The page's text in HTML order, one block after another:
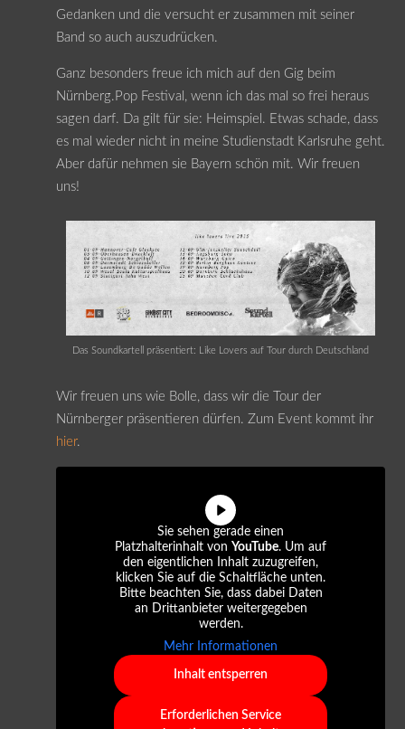
Gedanken und die versucht er zusammen mit seiner
Band so auch auszudrücken.
Ganz besonders freue ich mich auf den Gig beim
Nürnberg.Pop Festival, wenn ich das mal so frei heraus
sagen darf. Da gilt für sie: Heimspiel. Etwas schade, dass
es mal wieder nicht in meine Studienstadt Karlsruhe geht.
Aber dafür nehmen sie Bayern schön mit. Wir freuen
uns!
Das Soundkartell präsentiert: Like Lovers auf Tour durch Deutschland
Wir freuen uns wie Bolle, dass wir die Tour der
Nürnberger präsentieren dürfen. Zum Event kommt ihr
hier.
Sie sehen gerade einen
Platzhalterinhalt von YouTube. Um auf
den eigentlichen Inhalt zuzugreifen,
klicken Sie auf die Schaltfläche unten.
Bitte beachten Sie, dass dabei Daten
an Drittanbieter weitergegeben
werden.
Mehr Informationen
Inhalt entsperren
Erforderlichen Service